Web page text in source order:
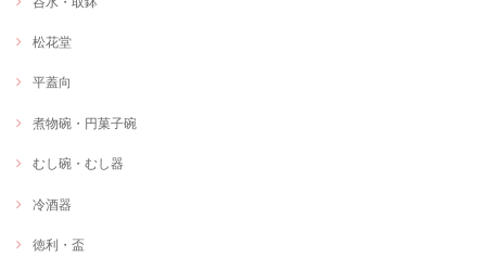
松花堂
平蓋向
煮物碗・円菓子碗
むし碗・むし器
冷酒器
徳利・盃